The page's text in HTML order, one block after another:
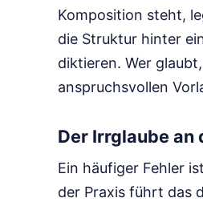
Komposition steht,
die Struktur hinter
diktieren. Wer
anspruchsvollen
Der Irrglaube
Ein häufiger Fehler
der Praxis führt das